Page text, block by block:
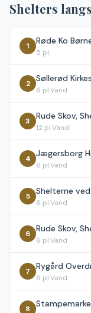
Shelters langs
1 Røde Ko
5 pl.
2
6 pl.Vand
3 Rude Skov,
12 pl.Vand
4
6 pl.Vand
5
6 pl.Vand
6 Rude Skov,
6 pl.Vand
7
6 pl.Vand
8